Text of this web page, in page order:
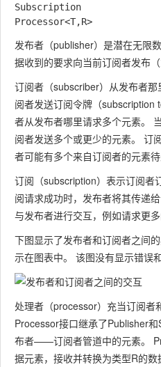
Subscription
发布者（publisher）是潜在无限
据收到的要求向当前订阅者发布（
订阅者（subscriber）从发布者
阅者发送订阅令牌（subscription
者从发布者哪里请求多个元素。
阅者发送多个或更少的元素。 订
者可能有多个来自订阅者的元素待
订阅（subscription）表示订阅者
阅请求成功时，发布者将其传递
与发布者进行交互，例如请求更多
下图显示了发布者和订阅者之间
示在图表中。 该图没有显示错误
处理者（processor）充当订阅者
Processor接口继承了Publisher和
布者——订阅者管道中的元素。
据元素，接收并转换为类型R的